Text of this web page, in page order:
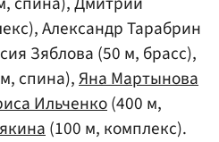
Александр Тарабрин
Зяблова (50 м, брасс),
спина),Яна Мартынова
Ильченко(400 м,
(100 м, комплекс).